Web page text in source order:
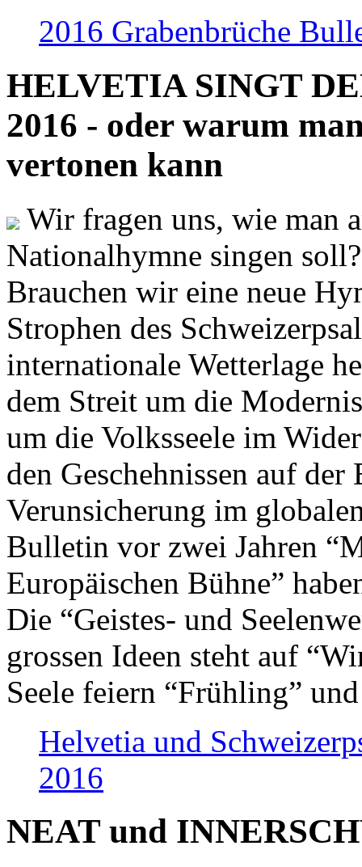
2016 Grabenbrüche
HELVETIA SINGT
2016 - oder warum
vertonen kann
Wir fragen uns, wie man
Nationalhymne singen
Brauchen wir eine neue
Strophen des
internationale Wetterlage
dem Streit um die
um die Volksseele im
den Geschehnissen auf
Verunsicherung im
Bulletin vor zwei Jahren
Europäischen Bühne”
Die “Geistes- und
grossen Ideen steht auf
Seele feiern “Frühling”
Helvetia und
2016
NEAT und